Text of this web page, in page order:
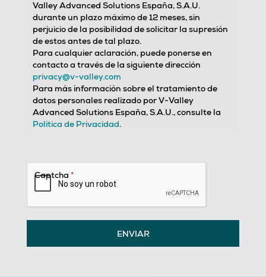
Valley Advanced Solutions España, S.A.U.
durante un plazo máximo de 12 meses, sin
perjuicio de la posibilidad de solicitar la supresión
de estos antes de tal plazo.
Para cualquier aclaración, puede ponerse en
contacto a través de la siguiente dirección
privacy@v-valley.com
Para más información sobre el tratamiento de
datos personales realizado por V-Valley
Advanced Solutions España, S.A.U., consulte la
Política de Privacidad.
Captcha *
ENVIAR